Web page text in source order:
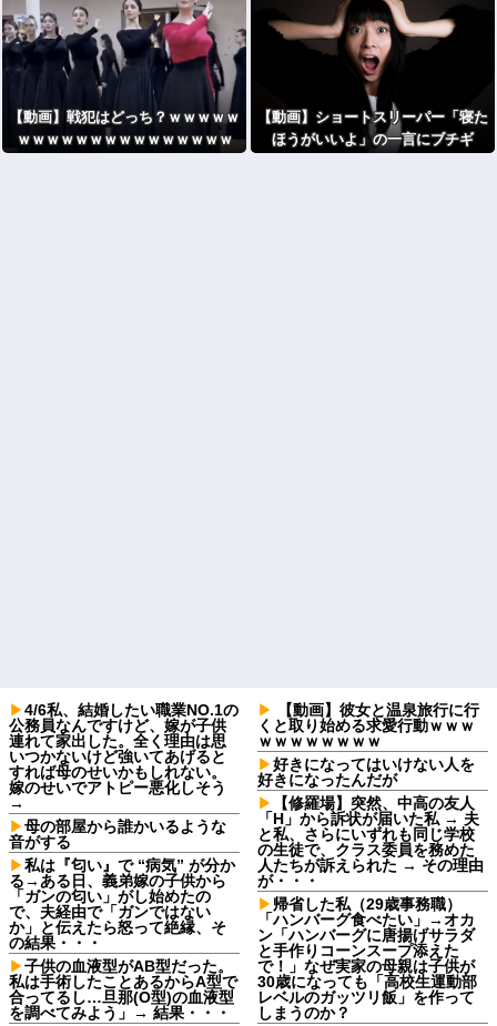
【動画】戦犯はどっち？ｗｗｗｗｗ
ｗｗｗｗｗｗｗｗｗｗｗｗｗｗｗ
【動画】ショートスリーパー「寝た
ほうがいいよ」の一言にブチギ
4/6私、結婚したい職業NO.1の
公務員なんですけど、嫁が子供
連れて家出した。全く理由は思
いつかないけど強いてあげると
すれば母のせいかもしれない。
嫁のせいでアトピー悪化しそう
→
母の部屋から誰かいるような
音がする
私は『匂い』で “病気” が分か
る→ある日、義弟嫁の子供から
「ガンの匂い」がし始めたの
で、夫経由で「ガンではない
か」と伝えたら怒って絶縁、そ
の結果・・・
子供の血液型がAB型だった。
私は手術したことあるからA型で
合ってるし…旦那(O型)の血液型
を調べてみよう」→ 結果・・・
【動画】彼女と温泉旅行に行
くと取り始める求愛行動ｗｗｗ
ｗｗｗｗｗｗｗｗ
好きになってはいけない人を
好きになったんだが
【修羅場】突然、中高の友人
「H」から訴状が届いた私 → 夫
と私、さらにいずれも同じ学校
の生徒で、クラス委員を務めた
人たちが訴えられた → その理由
が・・・
帰省した私（29歳事務職）
「ハンバーグ食べたい」→オカ
ン「ハンバーグに唐揚げサラダ
と手作りコーンスープ添えた
で！」なぜ実家の母親は子供が
30歳になっても「高校生運動部
レベルのガッツリ飯」を作って
しまうのか？